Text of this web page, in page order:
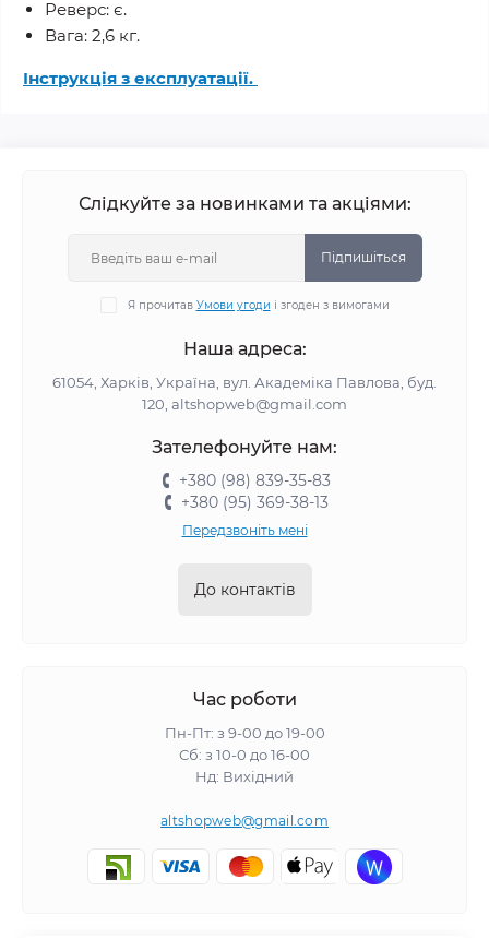
Реверс: є.
Вага: 2,6 кг.
Інструкція з експлуатації.
Слідкуйте за новинками та акціями:
Підпишіться
Я прочитав Умови угоди і згоден з вимогами
Наша адреса:
61054, Харків, Україна, вул. Академіка Павлова, буд.
120, altshopweb@gmail.com
Зателефонуйте нам:
+380 (98) 839-35-83
+380 (95) 369-38-13
Передзвоніть мені
До контактів
Час роботи
Пн-Пт: з 9-00 до 19-00
Сб: з 10-0 до 16-00
Нд: Вихідний
altshopweb@gmail.com